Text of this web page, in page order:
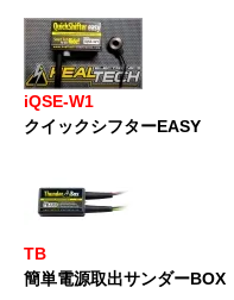
iQSE-W1
クイックシフターEASY
TB
簡単電源取出サンダーBOX